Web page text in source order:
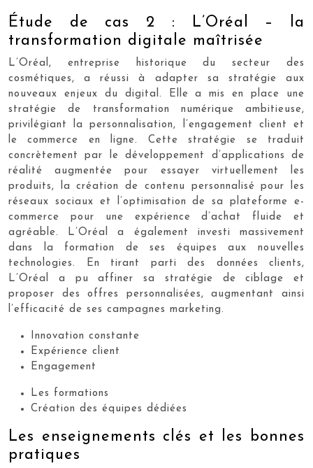
Étude de cas 2 : L’Oréal – la
transformation digitale maîtrisée
L’Oréal, entreprise historique du secteur des
cosmétiques, a réussi à adapter sa stratégie aux
nouveaux enjeux du digital. Elle a mis en place une
stratégie de transformation numérique ambitieuse,
privilégiant la personnalisation, l’engagement client et
le commerce en ligne. Cette stratégie se traduit
concrètement par le développement d’applications de
réalité augmentée pour essayer virtuellement les
produits, la création de contenu personnalisé pour les
réseaux sociaux et l’optimisation de sa plateforme e-
commerce pour une expérience d’achat fluide et
agréable. L’Oréal a également investi massivement
dans la formation de ses équipes aux nouvelles
technologies. En tirant parti des données clients,
L’Oréal a pu affiner sa stratégie de ciblage et
proposer des offres personnalisées, augmentant ainsi
l’efficacité de ses campagnes marketing.
Innovation constante
Expérience client
Engagement
Les formations
Création des équipes dédiées
Les enseignements clés et les bonnes
pratiques